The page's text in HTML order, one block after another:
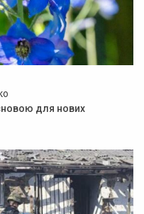
для нових